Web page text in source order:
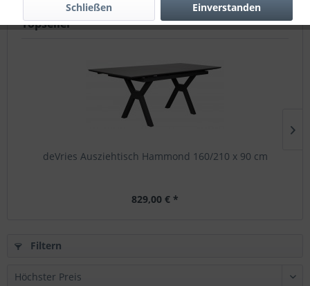
Topseller
deVries Ausziehtisch Hammond 160/210 x 90 cm
829,00 € *
Filtern
Einverstanden
Schließen